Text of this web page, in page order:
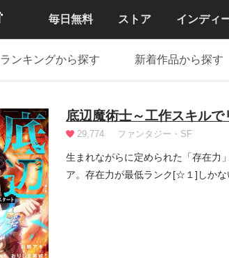
毎日無料 ストア インディ
ランキングから探す 新着作品から探す
底辺魔術士～工作スキルで
29,774 ファンタジー・SF
生まれながらに定められた「存在力
ア。存在力が最低ランク[☆１]しかな